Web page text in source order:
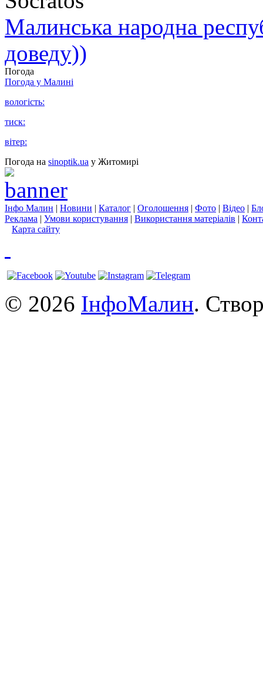
Малинська народна
доведу))
Погода
Погода у Малині
вологість:
тиск:
вітер:
Погода на sinoptik.ua у Житомирі
Інфо Малин | Новини | Каталог | Оголошення | Фото | Відео |
Реклама | Умови користування | Використання матеріалів |
Карта сайту
© 2026 ІнфоМалин.